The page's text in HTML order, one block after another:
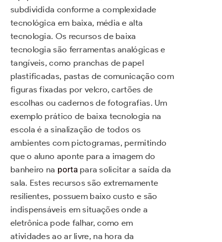
subdividida conforme a complexidade
tecnológica em baixa, média e alta
tecnologia. Os recursos de baixa
tecnologia são ferramentas analógicas e
tangíveis, como pranchas de papel
plastificadas, pastas de comunicação com
figuras fixadas por velcro, cartões de
escolhas ou cadernos de fotografias. Um
exemplo prático de baixa tecnologia na
escola é a sinalização de todos os
ambientes com pictogramas, permitindo
que o aluno aponte para a imagem do
banheiro na portapara solicitar a saída da
sala. Estes recursos são extremamente
resilientes, possuem baixo custo e são
indispensáveis em situações onde a
eletrônica pode falhar, como em
atividades ao ar livre, na hora da